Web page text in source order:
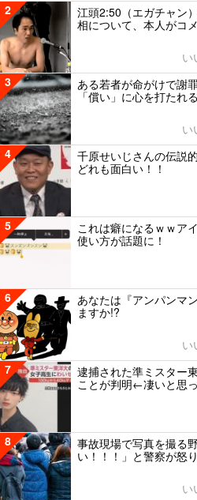
2
江頭2:50（エガチャン
相について、本人がコ
い
3
ある若者が命がけで謝
「償い」に心を打たれ
い
4
千原せいじさんの伝説
どれも面白い！！
5
これは癖になるｗｗア
使い方が話題に！
6
あなたは『アンパンマ
ますか!?
い
7
逮捕された準ミスター
ことが判明←凄いと思
8
事故現場で写真を撮る
い！！！」と警察が怒
い